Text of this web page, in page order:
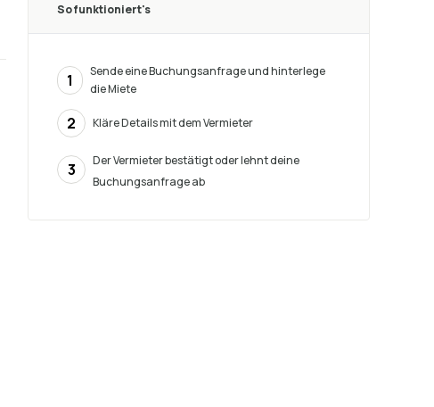
So funktioniert's
1
Sende eine Buchungsanfrage und hinterlege
die Miete
2 Kläre Details mit dem Vermieter
3
Der Vermieter bestätigt oder lehnt deine
Buchungsanfrage ab